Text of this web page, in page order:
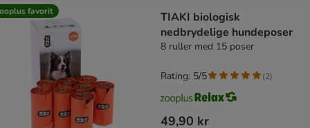
favorit
TIAKI biologisk
nedbrydelige hundeposer
8 ruller med 15 poser
49,90 kr
Rating: 5/5 (2)